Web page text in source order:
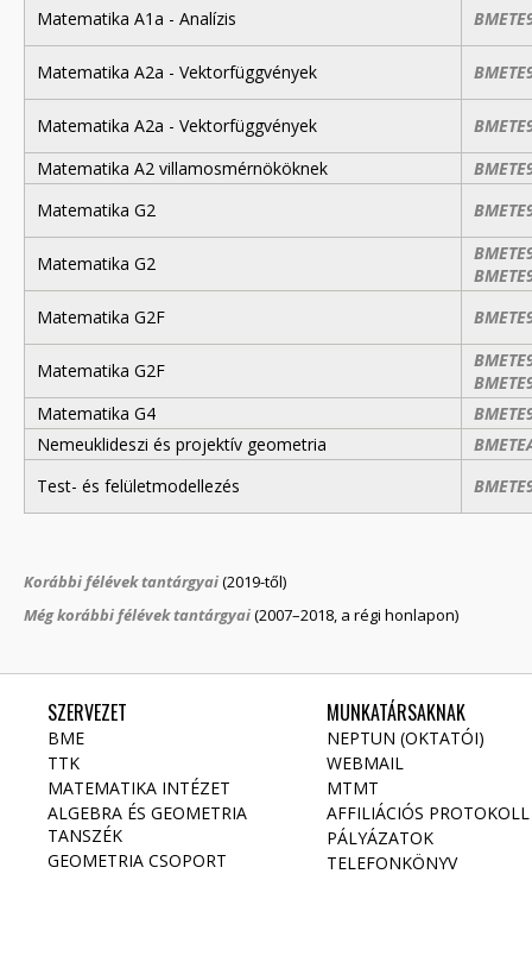
Matematika A1a - Analízis
Matematika A2a - Vektorfüggvények
Matematika A2a - Vektorfüggvények
Matematika A2 villamosmérnököknek
Matematika G2
Matematika G2
Matematika G2F
Matematika G2F
Matematika G4
Nemeuklideszi és projektív geometria
Test- és felületmodellezés
Korábbi félévek tantárgyai(2019-től)
Még korábbi félévek tantárgyai(2007–2018, a régi honlapon)
SZERVEZET
BME
TTK
MATEMATIKA INTÉZET
ALGEBRA ÉS GEOMETRIA
TANSZÉK
GEOMETRIA CSOPORT
MUNKATÁRSAKNAK
NEPTUN (OKTATÓI)
WEBMAIL
MTMT
AFFILIÁCIÓS PROTOKOLL
PÁLYÁZATOK
TELEFONKÖNYV